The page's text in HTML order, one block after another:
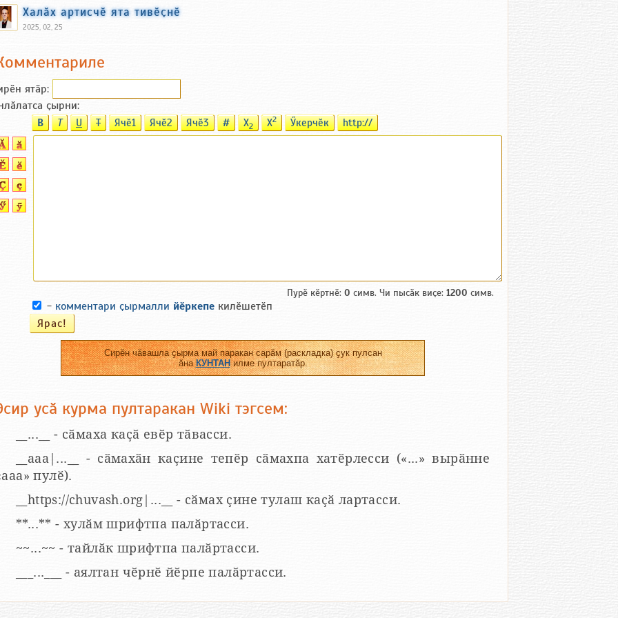
Халӑх артисчӗ ята тивӗҫнӗ
2025, 02, 25
ятӑp:
ҫырни:
B T U T Ячӗ1 Ячӗ2 Ячӗ3 # X2 X2 Ӳкерчӗк http://
Пурӗ кӗртнӗ: 0 симв. Чи пысӑк виҫе: 1200 симв.
- комментари ҫырмалли йӗркепе килӗшетӗп
Сирӗн чӑвашла ҫырма май паракан сарӑм (раскладка) ҫук пулсан
ӑнаКУНТАНилме пултаратӑр.
усӑ курма пултаракан Wiki тэгсем:
__...__ - сӑмаха каҫӑ евӗр тӑвасси.
__aaa|...__ - сӑмахӑн каҫине тепӗр сӑмахпа хатӗрлесси («...» вырӑнне
пулӗ).
__https://chuvash.org|...__ - сӑмах ҫине тулаш каҫӑ лартасси.
**...** - хулӑм шрифтпа палӑртасси.
~~...~~ - тайлӑк шрифтпа палӑртасси.
___...___ - аялтан чӗрнӗ йӗрпе палӑртасси.